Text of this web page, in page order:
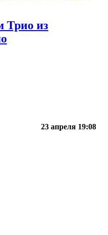
Трио из
23 апреля 19:08